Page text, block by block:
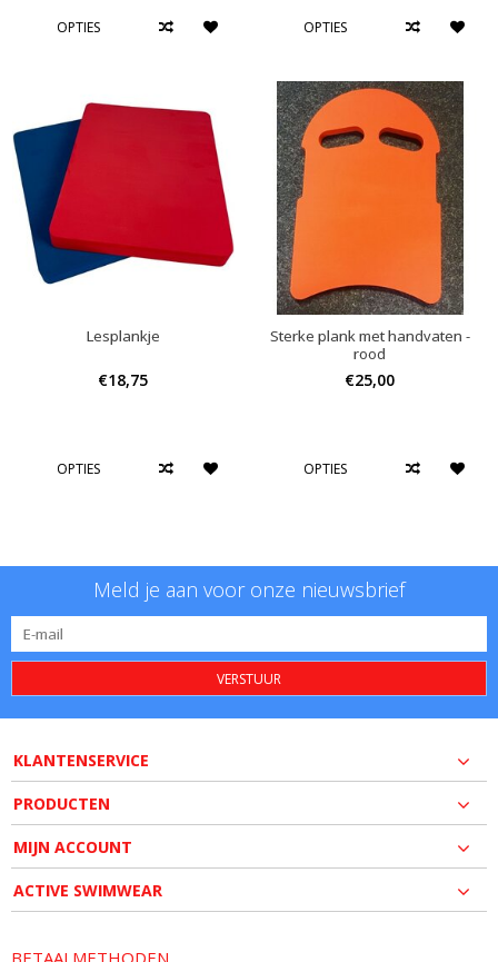
OPTIES OPTIES
Lesplankje
€18,75
OPTIES
Sterke plank met handvaten -
rood
€25,00
OPTIES
Meld je aan voor onze nieuwsbrief
VERSTUUR
KLANTENSERVICE
PRODUCTEN
MIJN ACCOUNT
ACTIVE SWIMWEAR